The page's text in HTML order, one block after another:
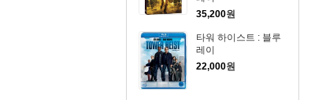
35,200원
타워 하이스트 : 블루
레이
22,000원